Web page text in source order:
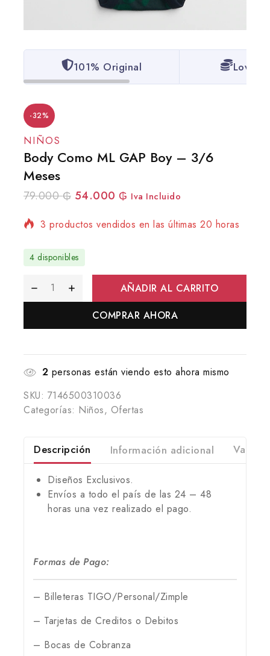
101% Original Lowest
-32%
NIÑOS
Body Como ML GAP Boy – 3/6
Meses
79.000₲ 54.000 ₲ Iva Incluido
3 productos vendidos en las últimas 20 horas
en su carrito
4 disponibles
AÑADIR AL CARRITO
COMPRAR AHORA
2 personas están viendo esto ahora mismo
SKU: 7146500310036
Categorías: Niños, Ofertas
Descripción Información adicional
Diseños Exclusivos.
Envíos a todo el país de las 24 – 48
horas una vez realizado el pago.
Formas de Pago:
– Billeteras TIGO/Personal/Zimple
– Tarjetas de Creditos o Debitos
– Bocas de Cobranza